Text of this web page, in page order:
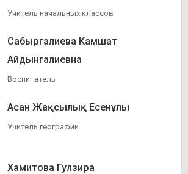
Учитель начальных классов
Сабыргалиева Камшат
Айдынгалиевна
Воспитатель
Асан Жақсылық Есенұлы
Учитель географии
Хамитова Гулзира